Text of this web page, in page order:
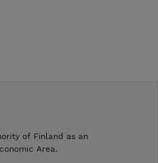
of Finland as an
Area.